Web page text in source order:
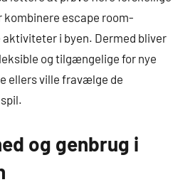
kombinere escape room-
aktiviteter i byen. Dermed bliver
og tilgængelige for nye
ellers ville fravælge de
og genbrug i